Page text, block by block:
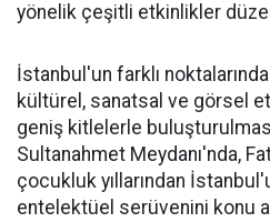
yönelik çeşitli etkinlikler
İstanbul'un farklı
kültürel, sanatsal ve görsel
geniş kitlelerle
Sultanahmet Meydanı'nda,
çocukluk yıllarından
entelektüel serüvenini konu